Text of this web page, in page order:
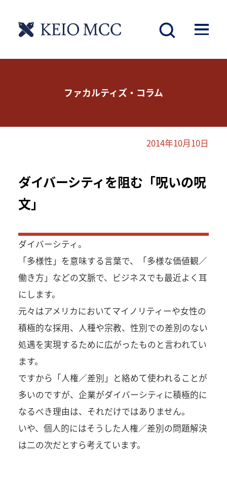
ファカルティズ・コラム
2014年10月10日
ダイバーシティを阻む「呪いの呪
文」
ダイバーシティ。
「多様性」を意味する言葉で、「多様な価値観／
働き方」などの文脈で、ビジネスでも最近よく耳
にします。
元々はアメリカにおいてマイノリティーや女性の
積極的な採用、人種や宗教、性別での差別のない
処遇を実現するために広がったものと言われてい
ます。
ですから「人権／差別」と絡めて使われることが
多いのですが、企業がダイバーシティに積極的に
なるべき理由は、それだけではありません。
いや、個人的にはそうした人権／差別の問題解決
は二の次だとすら考えています。